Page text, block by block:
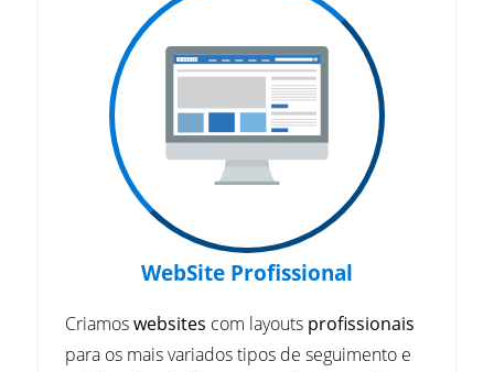
WebSite Profissional
Criamoswebsites com layouts profissionais
para os mais variados tipos de seguimento e